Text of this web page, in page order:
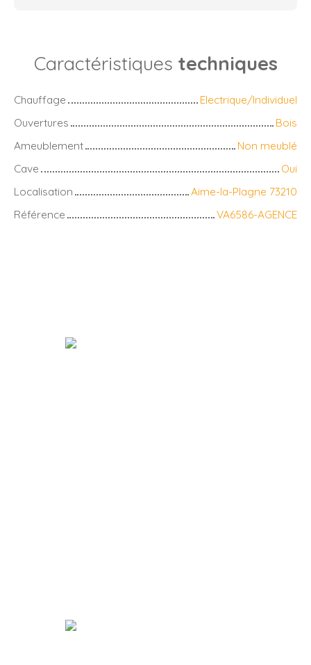
Caractéristiques techniques
Chauffage
Electrique/Individuel
Ouvertures
Bois
Ameublement
Non meublé
Cave
Oui
Localisation
Aime-la-Plagne 73210
Référence
VA6586-AGENCE